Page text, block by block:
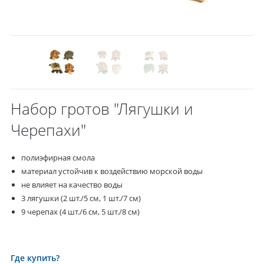
Набор гротов "Лягушки и
Черепахи"
полиэфирная смола
материал устойчив к воздействию морской воды
не влияет на качество воды
3 лягушки (2 шт./5 см, 1 шт./7 см)
9 черепах (4 шт./6 см, 5 шт./8 см)
Где купить?